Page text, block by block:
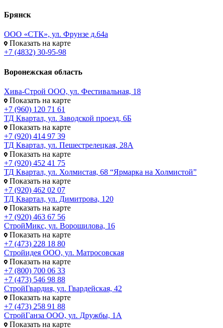
Брянск
ООО «СТК», ул. Фрунзе д.64а
Показать на карте
+7 (4832) 30-95-98
Воронежская область
Хива-Строй ООО, ул. Фестивальная, 18
Показать на карте
+7 (960) 120 71 61
ТД Квартал, ул. Заводской проезд, 6Б
Показать на карте
+7 (920) 414 97 39
ТД Квартал, ул. Пешестрелецкая, 28А
Показать на карте
+7 (920) 452 41 75
ТД Квартал, ул. Холмистая, 68 “Ярмарка на Холмистой”
Показать на карте
+7 (920) 462 02 07
ТД Квартал, ул. Димитрова, 120
Показать на карте
+7 (920) 463 67 56
СтройМикс, ул. Ворошилова, 16
Показать на карте
+7 (473) 228 18 80
Стройидея ООО, ул. Матросовская
Показать на карте
+7 (800) 700 06 33
+7 (473) 546 98 88
СтройГвардия, ул. Гвардейская, 42
Показать на карте
+7 (473) 258 91 88
СтройГанза ООО, ул. Дружбы, 1А
Показать на карте